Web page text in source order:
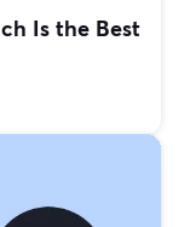
Is the Best